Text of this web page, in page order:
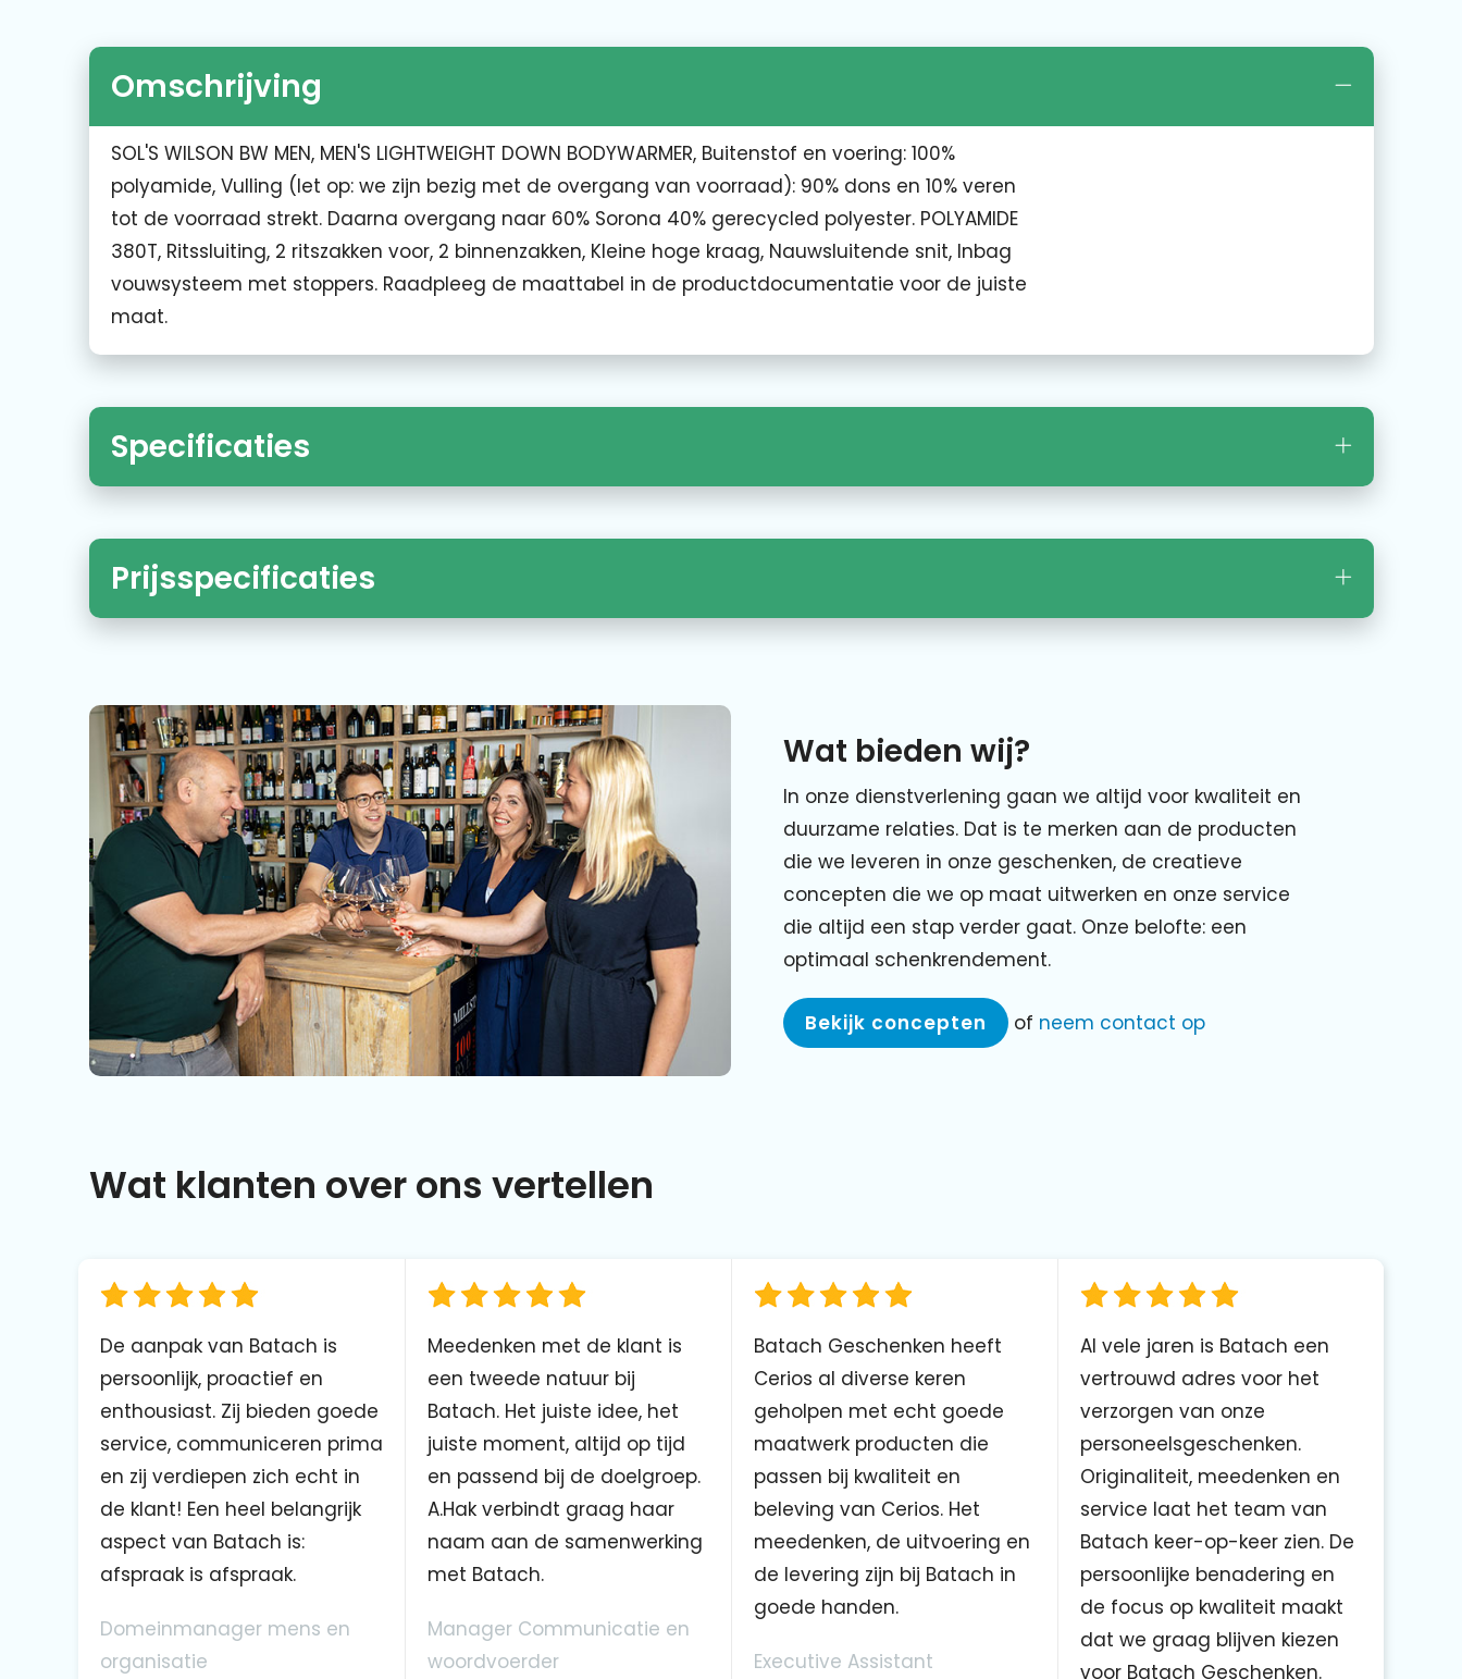
Omschrijving
SOL'S WILSON BW MEN, MEN'S LIGHTWEIGHT DOWN BODYWARMER, Buitenstof en voering: 100%
polyamide, Vulling (let op: we zijn bezig met de overgang van voorraad): 90% dons en 10% veren
tot de voorraad strekt. Daarna overgang naar 60% Sorona 40% gerecycled polyester. POLYAMIDE
380T, Ritssluiting, 2 ritszakken voor, 2 binnenzakken, Kleine hoge kraag, Nauwsluitende snit, Inbag
vouwsysteem met stoppers. Raadpleeg de maattabel in de productdocumentatie voor de juiste
maat.
Specificaties
Prijsspecificaties
Wat bieden wij?
In onze dienstverlening gaan we altijd voor kwaliteit en
duurzame relaties. Dat is te merken aan de producten
die we leveren in onze geschenken, de creatieve
concepten die we op maat uitwerken en onze service
die altijd een stap verder gaat. Onze belofte: een
optimaal schenkrendement.
Bekijk concepten of neem contact op
Wat klanten over ons vertellen
De aanpak van Batach is
persoonlijk, proactief en
enthousiast. Zij bieden goede
service, communiceren prima
en zij verdiepen zich echt in
de klant! Een heel belangrijk
aspect van Batach is:
afspraak is afspraak.
Domeinmanager mens en
organisatie
Meedenken met de klant is
een tweede natuur bij
Batach. Het juiste idee, het
juiste moment, altijd op tijd
en passend bij de doelgroep.
A.Hak verbindt graag haar
naam aan de samenwerking
met Batach.
Manager Communicatie en
woordvoerder
Batach Geschenken heeft
Cerios al diverse keren
geholpen met echt goede
maatwerk producten die
passen bij kwaliteit en
beleving van Cerios. Het
meedenken, de uitvoering en
de levering zijn bij Batach in
goede handen.
Executive Assistant
Al vele jaren is Batach een
vertrouwd adres voor het
verzorgen van onze
personeelsgeschenken.
Originaliteit, meedenken en
service laat het team van
Batach keer-op-keer zien. De
persoonlijke benadering en
de focus op kwaliteit maakt
dat we graag blijven kiezen
voor Batach Geschenken.